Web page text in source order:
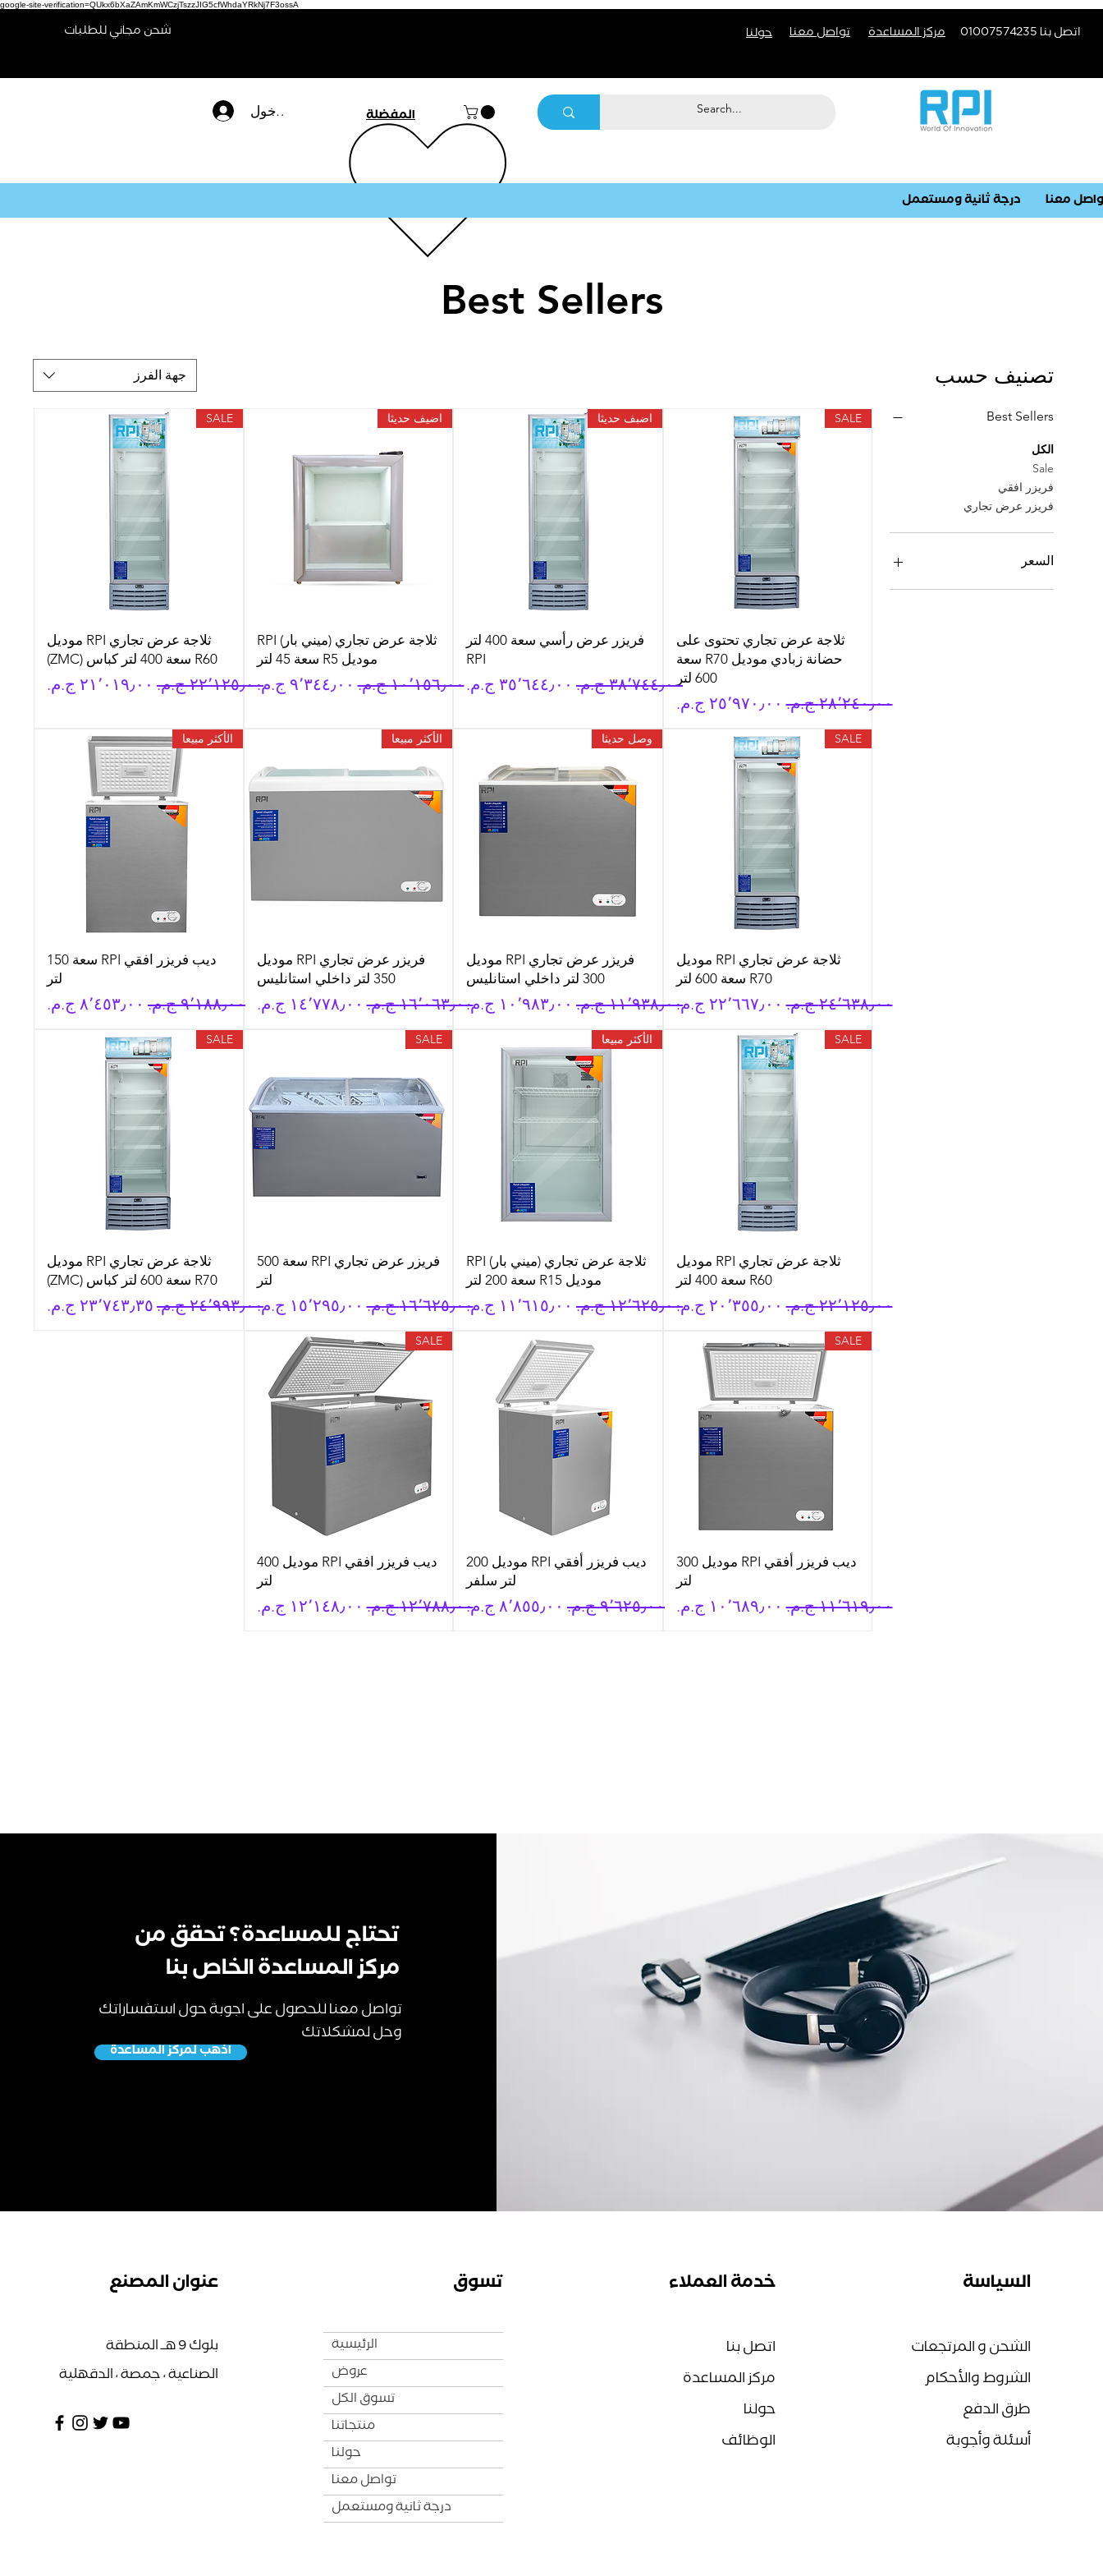
google-site-verification=QUkx6bXaZAmKmWCzjTszzJIG5cfWhdaYRkNj7F3ossA
حولنا تواصل معنا مركز المساعدة اتصل بنا 01007574235
تسجيل الدخول المفضلة
معنا درجة ثانية ومستعمل
Best Sellers
تصنيف حسب
Best Sellers
الكل
Sale
فريزر افقي
فريزر عرض تجاري
السعر
جهة الفرز
SALE
ثلاجة عرض تجاري تحتوى على
حضانة زبادي موديل R70 سعة
600 لتر
سعر عادي‏٢٨٬٢٤٠٫٠٠ ج.م.‏ سعر البيع
اضبف حديثا
فريزر عرض رأسي سعة 400 لتر
RPI
سعر عادي سعر البيع
اضيف حديثا
ثلاجة عرض تجاري (ميني بار) RPI
موديل R5 سعة 45 لتر
سعر عادي‏١٠٬١٥٦٫٠٠ ج.م.‏ سعر البيع
SALE
ثلاجة عرض تجاري RPI موديل
R60 سعة 400 لتر كباس (ZMC)
سعر عادي سعر البيع
SALE
ثلاجة عرض تجاري RPI موديل
R70 سعة 600 لتر
سعر عادي‏٢٤٬٦٣٨٫٠٠ ج.م.‏ سعر البيع
وصل حديثا
فريزر عرض تجاري RPI موديل
300 لتر داخلي استانليس
سعر عادي سعر البيع
الأكثر مبيعا
فريزر عرض تجاري RPI موديل
350 لتر داخلي استانليس
سعر عادي‏١٦٬٠٦٣٫٠٠ ج.م.‏ سعر البيع
الأكثر مبيعا
ديب فريزر افقي RPI سعة 150
لتر
سعر عادي سعر البيع
SALE
ثلاجة عرض تجاري RPI موديل
R60 سعة 400 لتر
سعر عادي‏٢٢٬١٢٥٫٠٠ ج.م.‏ سعر البيع
الأكثر مبيعا
ثلاجة عرض تجاري (ميني بار) RPI
موديل R15 سعة 200 لتر
سعر عادي سعر البيع
SALE
فريزر عرض تجاري RPI سعة 500
لتر
سعر عادي‏١٦٬٦٢٥٫٠٠ ج.م.‏ سعر البيع
SALE
ثلاجة عرض تجاري RPI موديل
R70 سعة 600 لتر كباس (ZMC)
سعر عادي سعر البيع
SALE
ديب فريزر أفقي RPI موديل 300
لتر
سعر عادي‏١١٬٦١٩٫٠٠ ج.م.‏ سعر البيع
ديب فريزر أفقي RPI موديل 200
لتر سلفر
سعر عادي سعر البيع
SALE
ديب فريزر افقي RPI موديل 400
لتر
سعر عادي‏١٢٬٧٨٨٫٠٠ ج.م.‏ سعر البيع
تحتاج للمساعدة؟ تحقق من
مركز المساعدة الخاص بنا
تواصل معنا للحصول على اجوبة حول استفساراتك
وحل لمشكلاتك
اذهب لمركز المساعدة
عنوان المصنع
بلوك 9 هــ المنطقة
الصناعية ، جمصة ، الدقهلية
تسوق
الرئيسية
عروض
تسوق الكل
منتجاتنا
حولنا
تواصل معنا
درجة ثانية ومستعمل
خدمة العملاء
اتصل بنا
مركز المساعدة
حولنا
الوظائف
السياسة
الشحن و المرتجعات
الشروط والأحكام
طرق الدفع
أسئلة وأجوبة